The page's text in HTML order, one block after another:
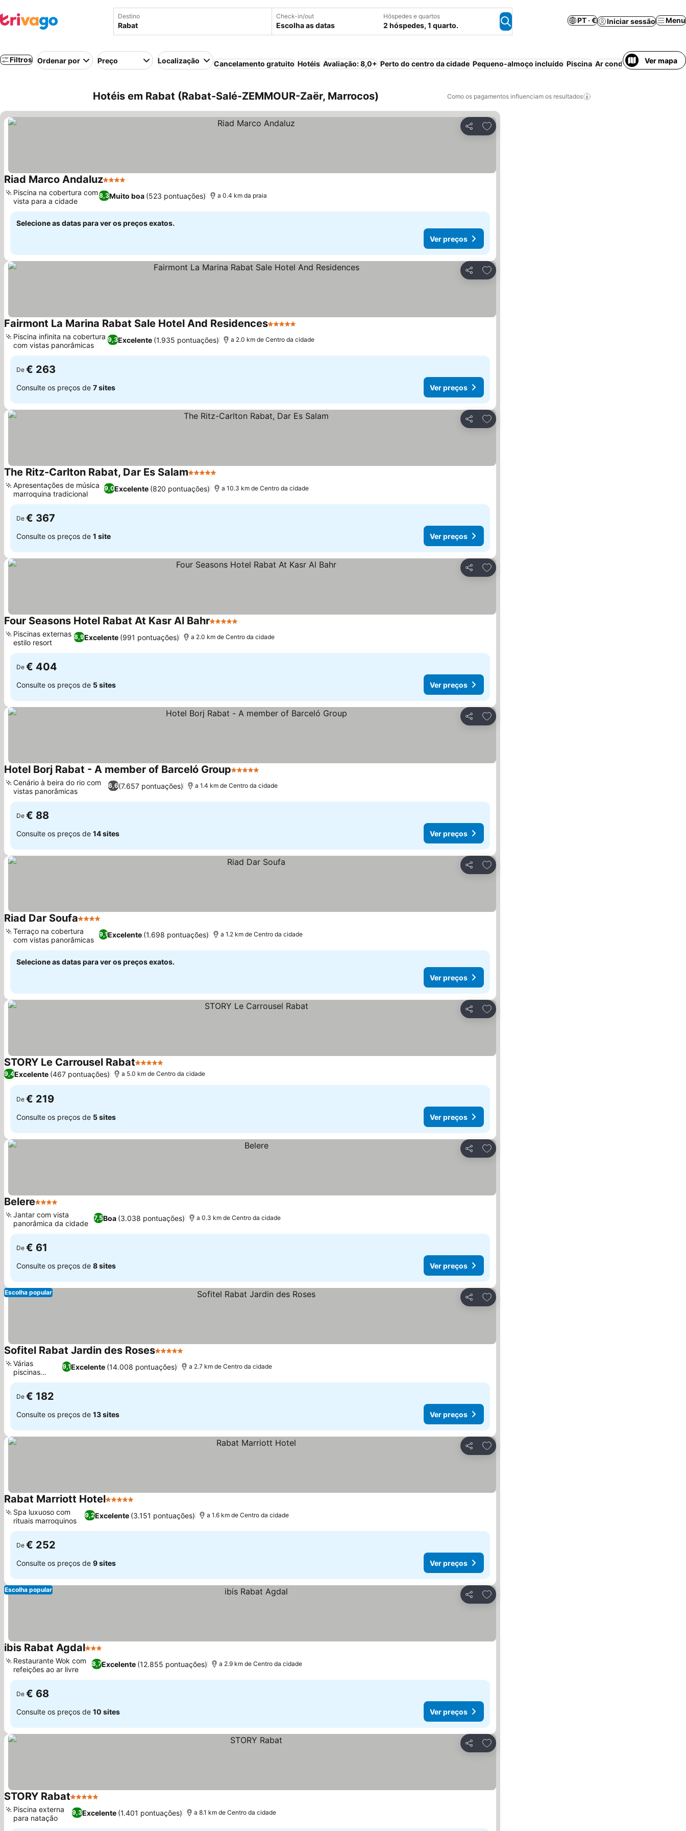
Destino Check-in/out
Escolha as datas
Hóspedes e quartos
2 hóspedes, 1 quarto.
PT · € Iniciar sessão Menu
Filtros Ordenar por Preço Localização Cancelamento gratuito Hotéis Avaliação: 8,0+ Perto do centro da cidade Pequeno-almoço incluído Piscina Ar condicionadoVer mapa
Hotéis em Rabat (Rabat-Salé-ZEMMOUR-Zaër, Marrocos) Como os pagamentos influenciam os resultados
Partilhar
Adicionar aos favoritos
Riad Marco Andaluz4 Estrelas
8,3Muito boa (523 pontuações)
Piscina na cobertura com
vista para a cidade
a 0.4 km da praia
Selecione as datas para ver os preços exatos.
Ver preços
Partilhar
Adicionar aos favoritos
Fairmont La Marina Rabat Sale Hotel And Residences5 Estrelas
9,3Excelente (1.935 pontuações)
Piscina infinita na cobertura
com vistas panorâmicas
a 2.0 km de Centro da cidade
De € 263
Consulte os preços de 7 sites Ver preços
Partilhar
Adicionar aos favoritos
The Ritz-Carlton Rabat, Dar Es Salam5 Estrelas
9,0Excelente (820 pontuações)
Apresentações de música
marroquina tradicional
a 10.3 km de Centro da cidade
De € 367
Consulte os preços de 1 site Ver preços
Partilhar
Adicionar aos favoritos
Four Seasons Hotel Rabat At Kasr Al Bahr5 Estrelas
8,9Excelente (991 pontuações)
Piscinas externas
estilo resort
a 2.0 km de Centro da cidade
De € 404
Consulte os preços de 5 sites Ver preços
Partilhar
Adicionar aos favoritos
Hotel Borj Rabat - A member of Barceló Group5 Estrelas
6,6(7.657 pontuações)
Cenário à beira do rio com
vistas panorâmicas
a 1.4 km de Centro da cidade
De € 88
Consulte os preços de 14 sites Ver preços
Partilhar
Adicionar aos favoritos
Riad Dar Soufa4 Estrelas
9,1Excelente (1.698 pontuações)
Terraço na cobertura
com vistas panorâmicas
a 1.2 km de Centro da cidade
Selecione as datas para ver os preços exatos.
Ver preços
Partilhar
Adicionar aos favoritos
STORY Le Carrousel Rabat5 Estrelas
9,4Excelente (467 pontuações) a 5.0 km de Centro da cidade
De € 219
Consulte os preços de 5 sites Ver preços
Partilhar
Adicionar aos favoritos
Belere4 Estrelas
7,5Boa (3.038 pontuações)
Jantar com vista
panorâmica da cidade
a 0.3 km de Centro da cidade
De € 61
Consulte os preços de 8 sites Ver preços
Partilhar
Adicionar aos favoritos
Escolha popular
Sofitel Rabat Jardin des Roses5 Estrelas
9,1Excelente (14.008 pontuações)
Várias
piscinas
externas
a 2.7 km de Centro da cidade
De € 182
Consulte os preços de 13 sites Ver preços
Partilhar
Adicionar aos favoritos
Rabat Marriott Hotel5 Estrelas
9,2Excelente (3.151 pontuações)
Spa luxuoso com
rituais marroquinos
a 1.6 km de Centro da cidade
De € 252
Consulte os preços de 9 sites Ver preços
Partilhar
Adicionar aos favoritos
Escolha popular
ibis Rabat Agdal3 Estrelas
8,7Excelente (12.855 pontuações)
Restaurante Wok com
refeições ao ar livre
a 2.9 km de Centro da cidade
De € 68
Consulte os preços de 10 sites Ver preços
Partilhar
Adicionar aos favoritos
STORY Rabat5 Estrelas
9,3Excelente (1.401 pontuações)
Piscina externa
para natação
a 8.1 km de Centro da cidade